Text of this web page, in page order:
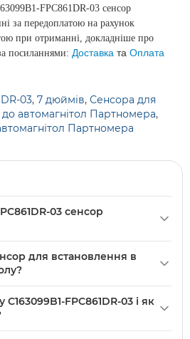
FPC861DR-03 сенсор
за передоплатою на рахунок
при отриманні, докладніше про
посиланнями: Доставка та Оплата
03, 7 дюймів, Сенсора для
автомагнітол Партномера,
Партномера
03 сенсор
та автомагнітол моделі
Підходить для пристроїв із
уточнюйте точний розмір і
для встановлення в
03 призначений для
C163099B1-FPC861DR-03 і як